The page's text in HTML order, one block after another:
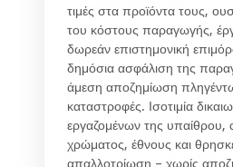
τιμές στα προϊόντα τους,
του κόστους παραγωγής,
δωρεάν επιστημονική
δημόσια ασφάλιση της
άμεση αποζημίωση
καταστροφές. Ισοτιμία
εργαζομένων της υπαίθρου,
χρώματος, έθνους και
απαλλοτρίωση – χωρίς